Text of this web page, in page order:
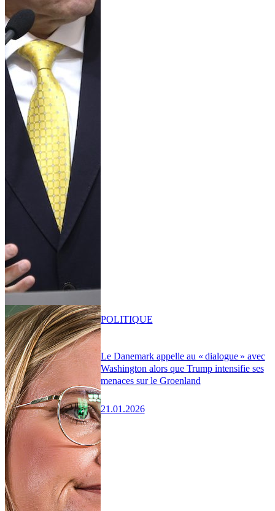
Le Danemark appelle au « dialogue » avec
Washington alors que Trump intensifie ses
menaces sur le Groenland
21.01.2026
POLITIQUE